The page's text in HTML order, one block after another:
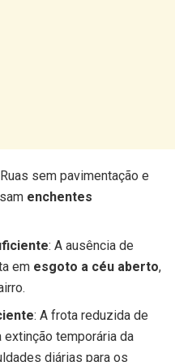
sem pavimentação e
enchentes
: A ausência de
em esgoto a céu aberto,
: A frota reduzida de
extinção temporária da
diárias para os